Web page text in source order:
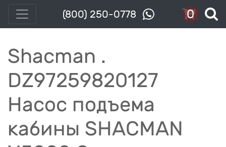
(800) 250-0778 0
Shacman .
DZ97259820127
Насос подъема
кабины SHACMAN